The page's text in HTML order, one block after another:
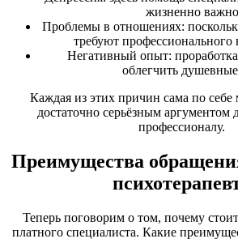
жизненно
Проблемы в отношениях:
требуют профессионального
Негативный опыт:
облегчить
Каждая из этих причин сама по
достаточно серьёзным аргументом
профессионалу.
Преимущества
Теперь поговорим о том, почему
платного специалиста. Какие